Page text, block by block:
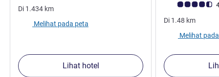
Di 1.434 km
Melihat pada peta
Lihat hotel
Catatan tamu
Di 1.48 km
Melihat